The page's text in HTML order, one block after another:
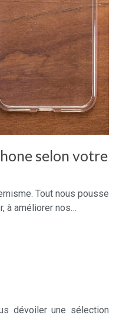
selon votre
Tout nous pousse
à améliorer nos…
dévoiler une sélection